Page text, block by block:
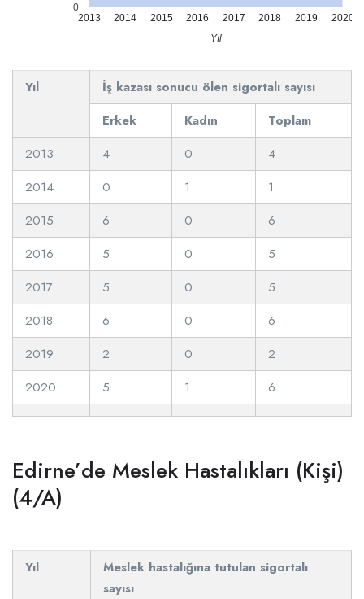
2013 2014 2015 2016 2017 2018 2019 2020
0
Yıl
Yıl
İş kazası sonucu ölen sigortalı sayısı
Erkek
Kadın
Toplam
2013
4 0
4
2014
0 1
1
2015
6 0
6
2016
5 0
5
2017
5 0
5
2018
6 0
6
2019
2 0
2
2020
5 1 6
Edirne’de Meslek Hastalıkları (Kişi)
(4/A)
Yıl
Meslek hastalığına tutulan sigortalı
sayısı